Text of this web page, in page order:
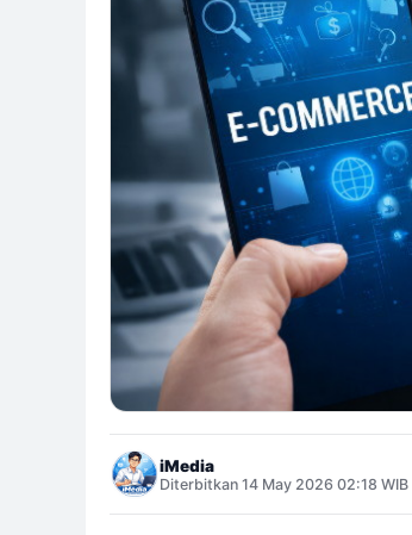
iMedia
Diterbitkan 14 May 2026 02:18 WIB